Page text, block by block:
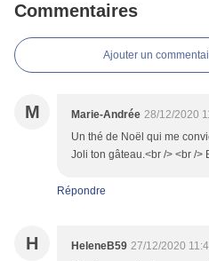
Commentaires
Ajouter un
M Marie-Andrée 28/12/2020
Un thé de Noël qui me
Joli ton gâteau.<br /> <br />
Répondre
H HeleneB59 27/12/2020